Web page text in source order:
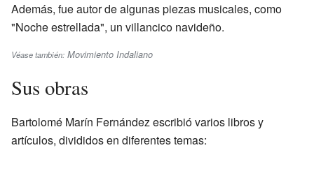
Además, fue autor de algunas piezas musicales, como
"Noche estrellada", un villancico navideño.
Véase también: Movimiento Indaliano
Sus obras
Bartolomé Marín Fernández escribió varios libros y
artículos, divididos en diferentes temas: